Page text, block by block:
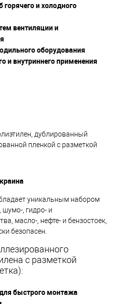
горячего и холодного
вентиляции и
оборудования
и внутриннего применения
дублированный
пленкой с разметкой
уникальным набором
шумо-, гидро- и
масло-, нефте- и бензостоек,
безопасен.
с разметкой
быстрого монтажа